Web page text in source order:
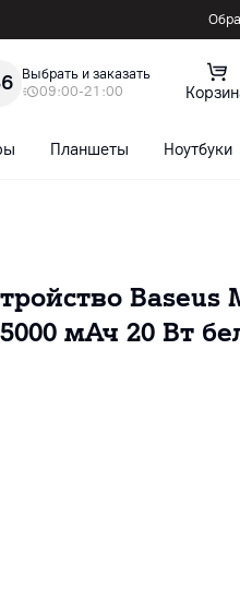
Выбрать и заказать
09:00-21:00
Планшеты Ноутбуки
Baseus
мАч 20 Вт